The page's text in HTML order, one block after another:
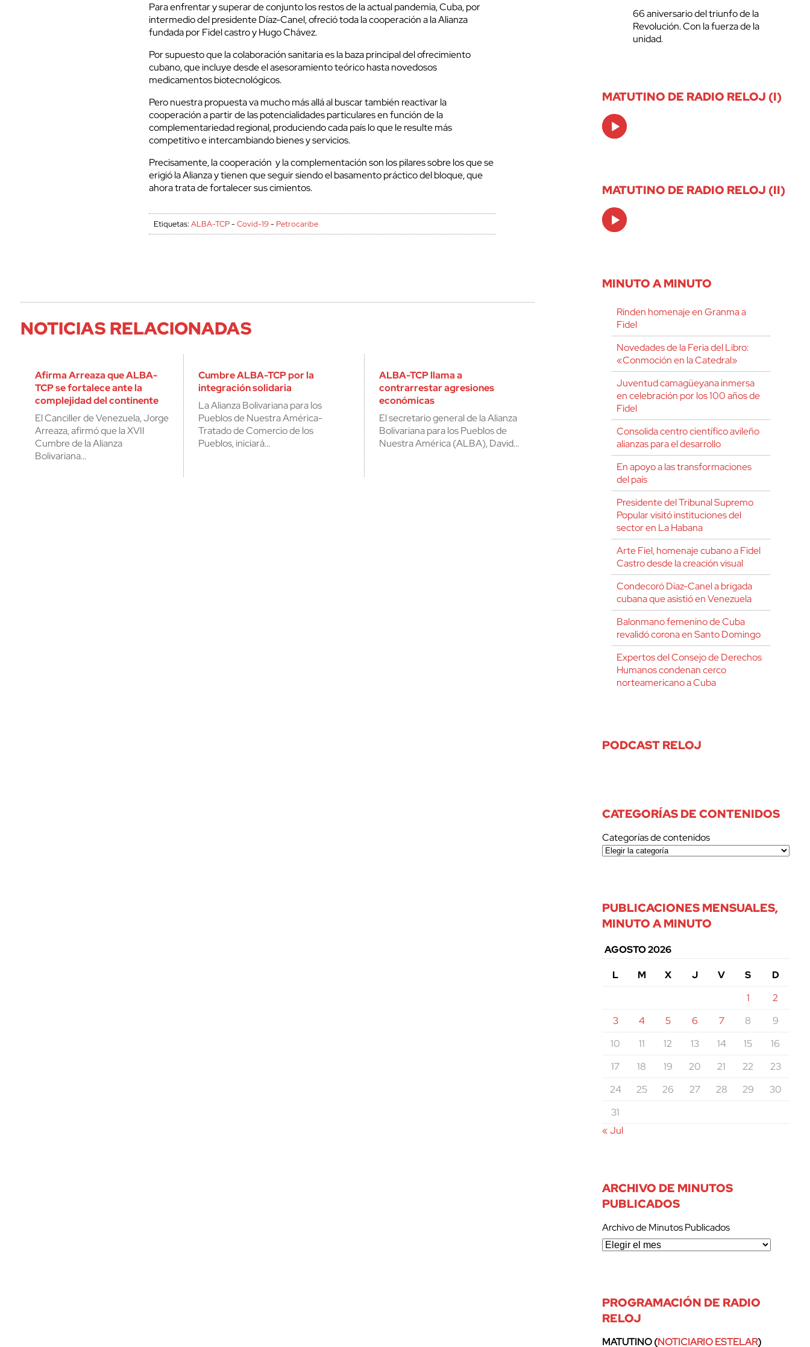
Para enfrentar y superar de conjunto los restos de la actual pandemia, Cuba, por
intermedio del presidente Díaz-Canel, ofreció toda la cooperación a la Alianza
fundada por Fidel castro y Hugo Chávez.
Por supuesto que la colaboración sanitaria es la baza principal del ofrecimiento
cubano, que incluye desde el asesoramiento teórico hasta novedosos
medicamentos biotecnológicos.
Pero nuestra propuesta va mucho más allá al buscar también reactivar la
cooperación a partir de las potencialidades particulares en función de la
complementariedad regional, produciendo cada país lo que le resulte más
competitivo e intercambiando bienes y servicios.
Precisamente, la cooperación y la complementación son los pilares sobre los que se
erigió la Alianza y tienen que seguir siendo el basamento práctico del bloque, que
ahora trata de fortalecer sus cimientos.
Etiquetas:ALBA-TCP-Covid-19- Petrocaribe
NOTICIAS RELACIONADAS
Afirma Arreaza que ALBA-
TCP se fortalece ante la
complejidad del continente
El Canciller de Venezuela, Jorge
Arreaza, afirmó que la XVII
Cumbre de la Alianza
Bolivariana…
Cumbre ALBA-TCP por la
integración solidaria
La Alianza Bolivariana para los
Pueblos de Nuestra América-
Tratado de Comercio de los
Pueblos, iniciará…
ALBA-TCP llama a
contrarrestar agresiones
económicas
El secretario general de la Alianza
Bolivariana para los Pueblos de
Nuestra América (ALBA), David…
66 aniversario del triunfo de la
Revolución. Con la fuerza de la
unidad.
MATUTINO DE RADIO RELOJ (I)
Audio
Player
MATUTINO DE RADIO RELOJ (II)
Audio
Player
MINUTO A MINUTO
Rinden homenaje en Granma a
Fidel
Novedades de la Feria del Libro:
«Conmoción en la Catedral»
Juventud camagüeyana inmersa
en celebración por los 100 años de
Fidel
Consolida centro científico avileño
alianzas para el desarrollo
En apoyo a las transformaciones
del país
Presidente del Tribunal Supremo
Popular visitó instituciones del
sector en La Habana
Arte Fiel, homenaje cubano a Fidel
Castro desde la creación visual
Condecoró Díaz-Canel a brigada
cubana que asistió en Venezuela
Balonmano femenino de Cuba
revalidó corona en Santo Domingo
Expertos del Consejo de Derechos
Humanos condenan cerco
norteamericano a Cuba
PODCAST RELOJ
CATEGORÍAS DE CONTENIDOS
Categorías de contenidos
PUBLICACIONES MENSUALES,
MINUTO A MINUTO
AGOSTO 2026
L
M X J V S
D
1
2
3
4 5 6 7 8
9
10
11 12 13 14 15
16
17
18 19 20 21 22
23
24
25 26 27 28 29
30
31
« Jul
ARCHIVO DE MINUTOS
PUBLICADOS
Archivo de Minutos Publicados
PROGRAMACIÓN DE RADIO
RELOJ
MATUTINO (NOTICIARIO ESTELAR)